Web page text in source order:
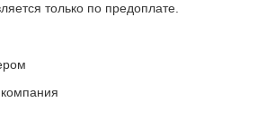
только по предоплате.